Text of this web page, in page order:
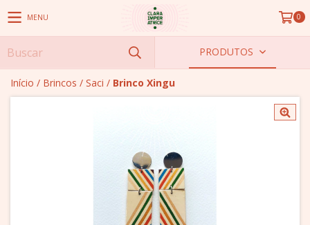
MENU 0
PRODUTOS
Início / Brincos / Saci / Brinco Xingu